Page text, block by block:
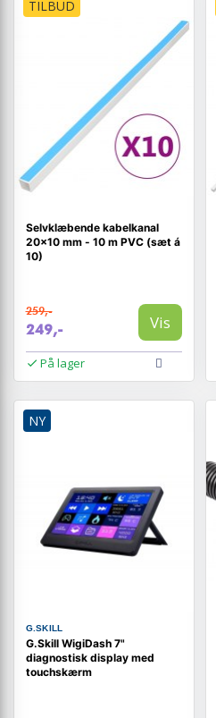
TILBUD
Selvklæbende kabelkanal
20×10 mm - 10 m PVC (sæt á
10)
259,-
249,- Vis
På lager
NY
G.SKILL
G.Skill WigiDash 7"
diagnostisk display med
touchskærm